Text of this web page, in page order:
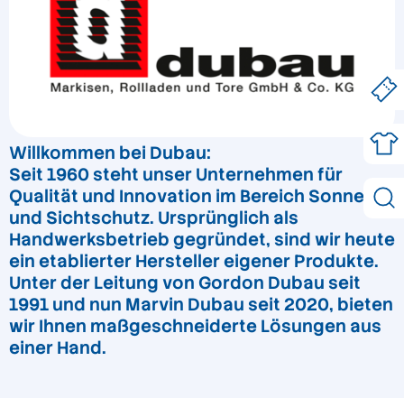
Willkommen bei Dubau:
Seit 1960 steht unser Unternehmen für
Qualität und Innovation im Bereich Sonnen-
und Sichtschutz. Ursprünglich als
Handwerksbetrieb gegründet, sind wir heute
ein etablierter Hersteller eigener Produkte.
Unter der Leitung von Gordon Dubau seit
1991 und nun Marvin Dubau seit 2020, bieten
wir Ihnen maßgeschneiderte Lösungen aus
einer Hand.